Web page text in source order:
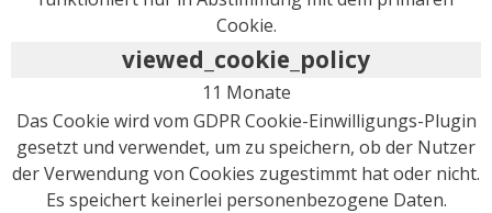
Cookie.
viewed_cookie_policy
11 Monate
Das Cookie wird vom GDPR Cookie-Einwilligungs-Plugin
gesetzt und verwendet, um zu speichern, ob der Nutzer
der Verwendung von Cookies zugestimmt hat oder nicht.
Es speichert keinerlei personenbezogene Daten.